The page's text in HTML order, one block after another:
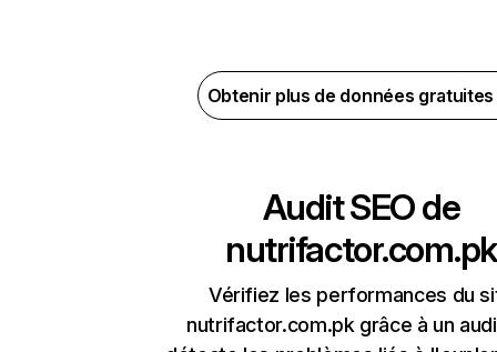
Obtenir plus de données
Audit SEO de
nutrifactor.com.pk
Vérifiez les performances du
nutrifactor.com.pk grâce à un